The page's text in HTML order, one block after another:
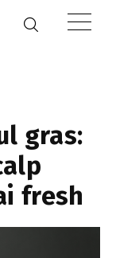
gras:
fresh